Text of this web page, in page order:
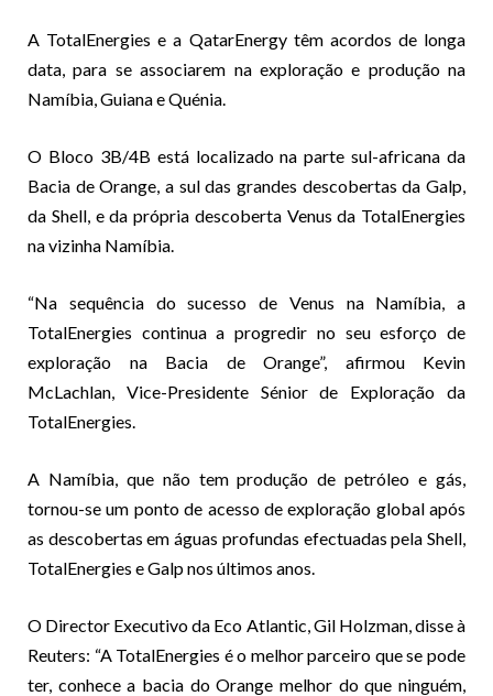
A TotalEnergies e a QatarEnergy têm acordos de longa
data, para se associarem na exploração e produção na
Namíbia, Guiana e Quénia.
O Bloco 3B/4B está localizado na parte sul-africana da
Bacia de Orange, a sul das grandes descobertas da Galp,
da Shell, e da própria descoberta Venus da TotalEnergies
na vizinha Namíbia.
“Na sequência do sucesso de Venus na Namíbia, a
TotalEnergies continua a progredir no seu esforço de
exploração na Bacia de Orange”, afirmou Kevin
McLachlan, Vice-Presidente Sénior de Exploração da
TotalEnergies.
A Namíbia, que não tem produção de petróleo e gás,
tornou-se um ponto de acesso de exploração global após
as descobertas em águas profundas efectuadas pela Shell,
TotalEnergies e Galp nos últimos anos.
O Director Executivo da Eco Atlantic, Gil Holzman, disse à
Reuters: “A TotalEnergies é o melhor parceiro que se pode
ter, conhece a bacia do Orange melhor do que ninguém,